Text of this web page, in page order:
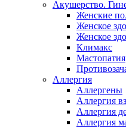
Акушерство.
Женские
Женское
Женское
Климакс
Мастопатия
Аллергия
Аллергены
Аллергия
Аллергия
Аллергия